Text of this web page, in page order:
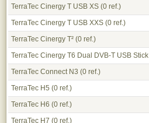
TerraTec Cinergy T USB XS (0 ref.)
TerraTec Cinergy T USB XXS (0 ref.)
TerraTec Cinergy T² (0 ref.)
TerraTec Cinergy T6 Dual DVB-T USB Stick
TerraTec Connect N3 (0 ref.)
TerraTec H5 (0 ref.)
TerraTec H6 (0 ref.)
TerraTec H7 (0 ref.)